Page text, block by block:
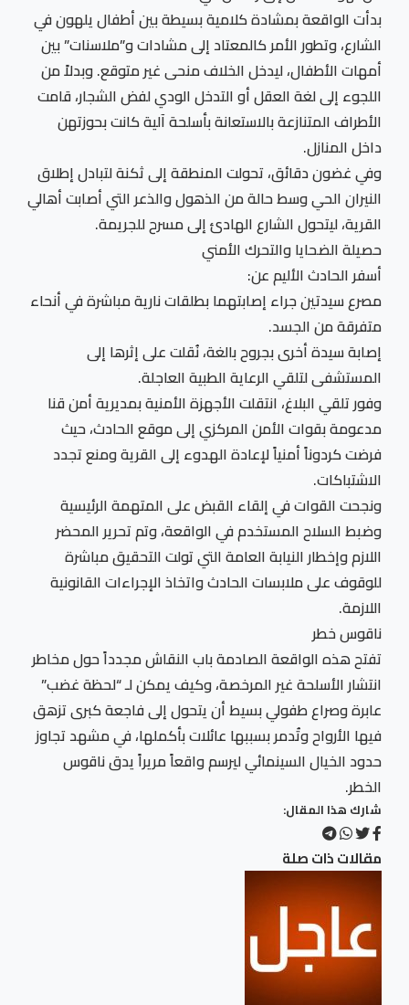
بدأت الواقعة بمشادة كلامية بسيطة بين أطفال يلهون في
الشارع، وتطور الأمر كالمعتاد إلى مشادات و”ملاسنات” بين
أمهات الأطفال، ليدخل الخلاف منحى غير متوقع. وبدلاً من
اللجوء إلى لغة العقل أو التدخل الودي لفض الشجار، قامت
الأطراف المتنازعة بالاستعانة بأسلحة آلية كانت بحوزتهن
داخل المنازل.
وفي غضون دقائق، تحولت المنطقة إلى ثكنة لتبادل إطلاق
النيران الحي وسط حالة من الذهول والذعر التي أصابت أهالي
القرية، ليتحول الشارع الهادئ إلى مسرح للجريمة.
حصيلة الضحايا والتحرك الأمني
أسفر الحادث الأليم عن:
مصرع سيدتين جراء إصابتهما بطلقات نارية مباشرة في أنحاء
متفرقة من الجسد.
إصابة سيدة أخرى بجروح بالغة، نُقلت على إثرها إلى
المستشفى لتلقي الرعاية الطبية العاجلة.
وفور تلقي البلاغ، انتقلت الأجهزة الأمنية بمديرية أمن قنا
مدعومة بقوات الأمن المركزي إلى موقع الحادث، حيث
فرضت كردوناً أمنياً لإعادة الهدوء إلى القرية ومنع تجدد
الاشتباكات.
ونجحت القوات في إلقاء القبض على المتهمة الرئيسية
وضبط السلاح المستخدم في الواقعة، وتم تحرير المحضر
اللازم وإخطار النيابة العامة التي تولت التحقيق مباشرة
للوقوف على ملابسات الحادث واتخاذ الإجراءات القانونية
اللازمة.
ناقوس خطر
تفتح هذه الواقعة الصادمة باب النقاش مجدداً حول مخاطر
انتشار الأسلحة غير المرخصة، وكيف يمكن لـ “لحظة غضب”
عابرة وصراع طفولي بسيط أن يتحول إلى فاجعة كبرى تزهق
فيها الأرواح وتُدمر بسببها عائلات بأكملها، في مشهد تجاوز
حدود الخيال السينمائي ليرسم واقعاً مريراً يدق ناقوس
الخطر.
شارك هذا المقال:
مقالات ذات صلة